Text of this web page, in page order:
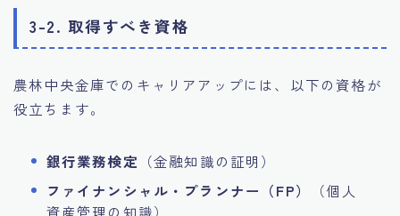
3-2. 取得すべき資格
農林中央金庫でのキャリアアップには、以下の資格が
役立ちます。
銀行業務検定 （金融知識の証明）
ファイナンシャル・プランナー（FP）
（個人
資産管理の知識）